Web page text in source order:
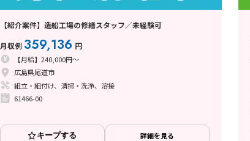
【紹介案件】造船工場の修繕スタッフ／未経験可
月収例 359,136 円
【月給】240,000円～
広島県尾道市
組立・組付け、清掃・洗浄、溶接
61466-00
キープする 詳細を見る